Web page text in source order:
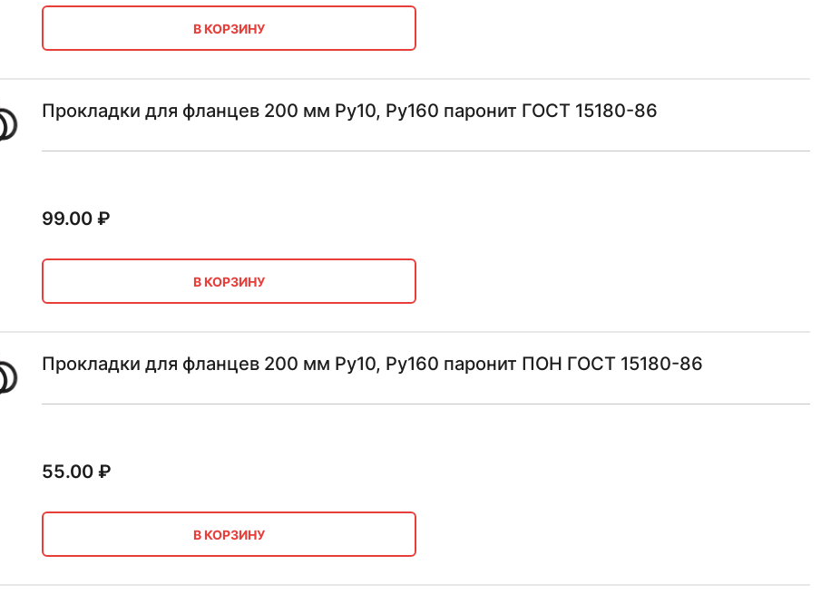
В КОРЗИНУ
Прокладки для фланцев 200 мм Ру10, Ру160 паронит ГОСТ 15180-86
99.00₽
В КОРЗИНУ
Прокладки для фланцев 200 мм Ру10, Ру160 паронит ПОН ГОСТ 15180-86
55.00₽
В КОРЗИНУ